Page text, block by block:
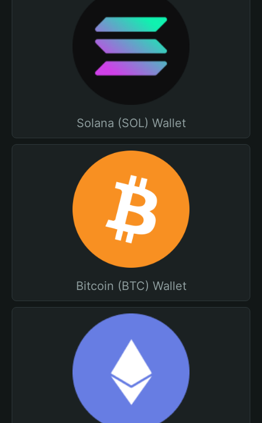
Solana (SOL) Wallet
Bitcoin (BTC) Wallet